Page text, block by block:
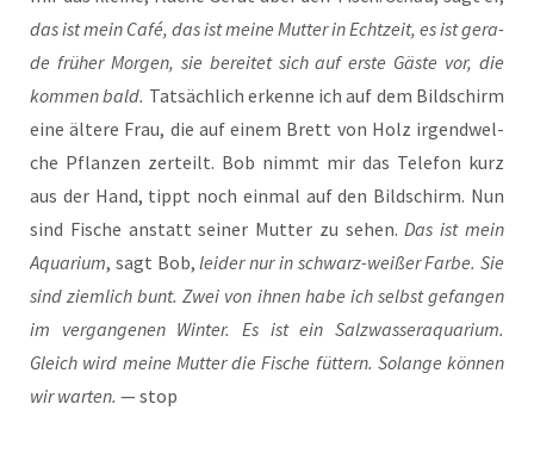
das ist mein Café, das ist mei­ne Mut­ter in Echt­zeit, es ist gera­
de frü­her Mor­gen, sie berei­tet sich auf ers­te Gäs­te vor, die
kom­men bald. Tat­säch­lich erken­ne ich auf dem Bild­schirm
eine älte­re Frau, die auf einem Brett von Holz irgend­wel­
che Pflan­zen zer­teilt. Bob nimmt mir das Tele­fon kurz
aus der Hand, tippt noch ein­mal auf den Bild­schirm. Nun
sind Fische anstatt sei­ner Mut­ter zu sehen.Das ist mein
Aqua­ri­um, sagt Bob,lei­der nur in schwarz-wei­ßer Far­be. Sie
sind ziem­lich bunt. Zwei von ihnen habe ich selbst gefan­gen
im ver­gan­ge­nen Win­ter. Es ist ein Salz­was­ser­aqua­ri­um.
Gleich wird mei­ne Mut­ter die Fische füt­tern. Solan­ge kön­nen
wir war­ten. — stop